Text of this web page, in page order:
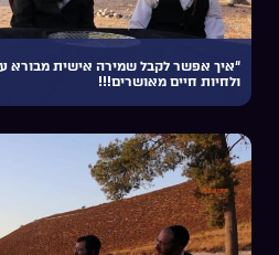
“איך אפשר לקבל שמירה אישית מבורא
ולחיות חיים מאושרים!!!